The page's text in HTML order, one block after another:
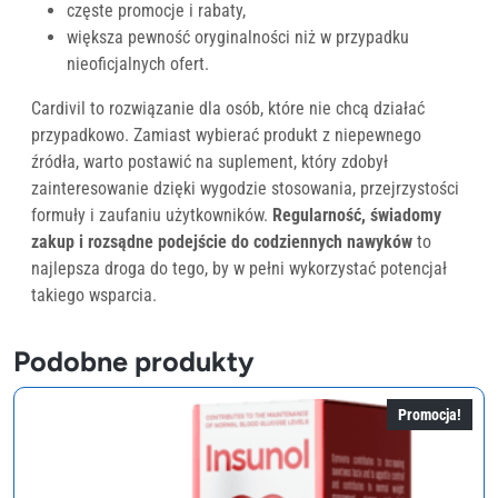
częste promocje i rabaty,
większa pewność oryginalności niż w przypadku
nieoficjalnych ofert.
Cardivil to rozwiązanie dla osób, które nie chcą działać
przypadkowo. Zamiast wybierać produkt z niepewnego
źródła, warto postawić na suplement, który zdobył
zainteresowanie dzięki wygodzie stosowania, przejrzystości
formuły i zaufaniu użytkowników. Regularność, świadomy
zakup i rozsądne podejście do codziennych nawyków to
najlepsza droga do tego, by w pełni wykorzystać potencjał
takiego wsparcia.
Podobne produkty
Promocja!